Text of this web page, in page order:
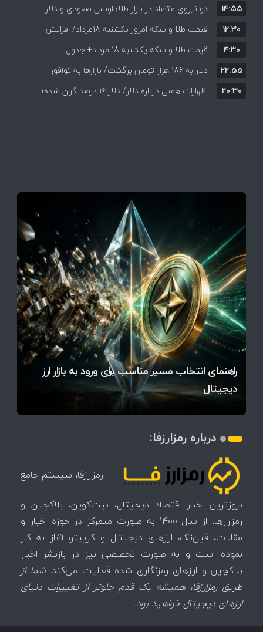
دو نیروی متضاد در بازار طلا؛ اونس صعودی و دلار
نزولی
۱۴:۵۵
قیمت طلا و سکه امروز یکشنبه 18مرداد/ افزایش
قیمت ها + جدول و جزئیات
۱۲:۳۰
قیمت طلا و سکه یکشنبه 18 مرداد+ جدول
۴:۳۰
دلار به 186 هزار تومان برگشت/ بازارها به توافق
احتمالی هرمز چه واکنشی نشان دادند؟
۲۲:۵۵
اظهارات همتی درباره دلار/ دلار ۱۶ درصد گران شده؛
۲۰:۳۰
راهنمای انتخاب مسیر مناسب برای ورود به بازار ارز
دیجیتال
چرا سرعت تراکنش‌ها در اقتصاد دیجیتال اهمیت دارد؟
آخرین وضعیت بازار رمزارزها در جهان / مهم‌ترین
تهدید بیت‌کوین مشخص شد
اتفاق تاریخی در بازار رمزارزها / بیت‌کوین سبز شد
قیمت تتر، بیت‌کوین و اتریوم امروز دوشنبه ۵ مرداد
۱۴۰۵ | بیت‌کوین این مرز را از دست بدهد، همه‌چیز
تغییر می‌کند
رقابت پنهان دولت‌ها بر سر بیت‌کوین/ ۱۰ کشور برتر
کدامند؟
اتفاق مهم در بازار رمزارزها / بیت‌کوین وارد فاز تازه شد
تازه‌ترین رسوایی ارز دیجیتال؛ شکایت میلیاردی روی
میز / ۶۲۲ بیت‌کوین کجا رفت؟
درباره رمزارزفا:
رمزارزفا، سیستم جامع
بروزترین اخبار اقتصاد دیجیتال، بیت‌کوین، بلاکچین و
رمزارزها، از سال 1400 به صورت متمرکز در حوزه اخبار و
مقالات، فین‌تک، ارزهای‌ دیجیتال و کریپتو آغاز به کار
نموده است و به صورت تخصصی نیز در بازنشر اخبار
بلاکچین و ارزهای رمزنگاری شده فعالیت می‌کند.شما از
طریق رمزارزفا، همیشه یک قدم جلوتر از تغییرات دنیای
ارزهای دیجیتال خواهید بود.